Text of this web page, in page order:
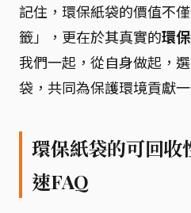
記住，環保紙袋的價值不
籤」，更在於其真實的環
我們一起，從自身做起，
袋，共同為保護環境貢獻
環保紙袋的可回收
速FAQ